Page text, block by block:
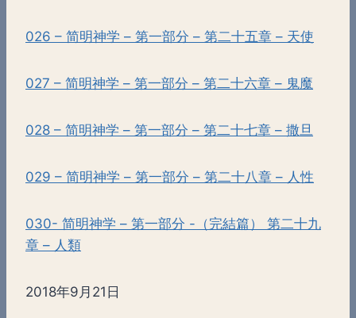
026 – 简明神学 – 第一部分 – 第二十五章 – 天使
027 – 简明神学 – 第一部分 – 第二十六章 – 鬼魔
028 – 简明神学 – 第一部分 – 第二十七章 – 撒旦
029 – 简明神学 – 第一部分 – 第二十八章 – 人性
030- 简明神学 – 第一部分 -（完結篇） 第二十九
章 – 人類
2018年9月21日